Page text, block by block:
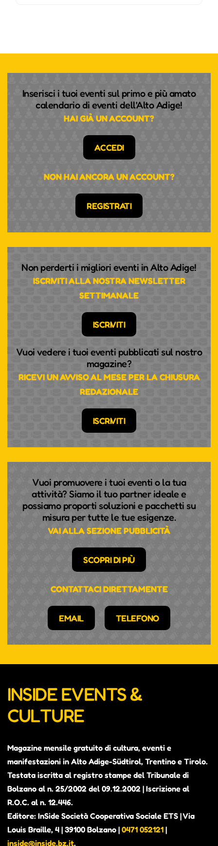
Inserisci i tuoi eventi sul primo e più amato
calendario di eventi dell'Alto Adige!
HAI GIÀ UN ACCOUNT?
ACCEDI
NON HAI ANCORA UN ACCOUNT?
REGISTRATI
Non perderti i migliori eventi in Alto Adige!
ISCRIVITI ALLA NOSTRA NEWSLETTER
SETTIMANALE
ISCRIVITI
Vuoi vedere i tuoi eventi pubblicati sul nostro
magazine?
RICEVI UN AVVISO AL MESE PER LA CHIUSURA
REDAZIONALE
ISCRIVITI
Vuoi promuovere i tuoi eventi o la tua
attività? Siamo il tuo partner ideale e
possiamo proporti soluzioni e pacchetti su
misura per tutte le tue esigenze.
VAI ALLA SEZIONE PUBBLICITÀ
SCOPRI DI PIÙ
CONTATTACI DIRETTAMENTE
EMAIL TELEFONO
INSIDE EVENTS &
CULTURE
Magazine mensile gratuito di cultura, eventi e
manifestazioni in Alto Adige-Südtirol, Trentino e Tirolo.
Testata iscritta al registro stampe del Tribunale di
Bolzano al n. 25/2002 del 09.12.2002 | Iscrizione al
R.O.C. al n. 12.446.
Editore: InSide Società Cooperativa Sociale ETS | Via
Louis Braille, 4 | 39100 Bolzano | 0471 052121 |
inside@inside.bz.it.